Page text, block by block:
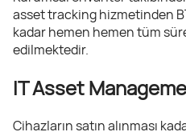
asset tracking hizmetinden
kadar hemen hemen tüm
edilmektedir.
IT Asset
Cihazların satın alınması